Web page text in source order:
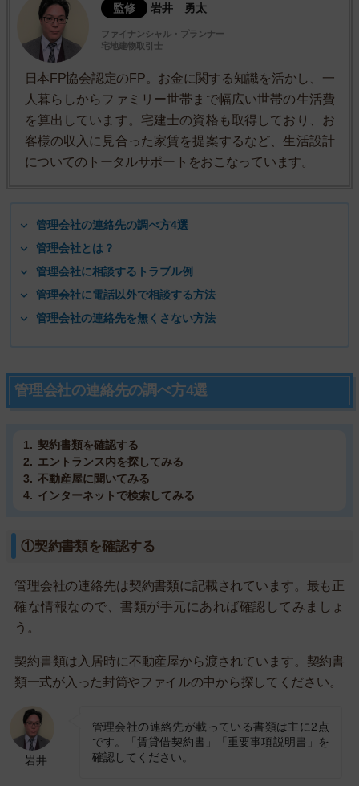
監修 岩井 勇太
ファイナンシャル・プランナー
宅地建物取引士
日本FP協会認定のFP。お金に関する知識を活かし、一
人暮らしからファミリー世帯まで幅広い世帯の生活費
を算出しています。宅建士の資格も取得しており、お
客様の収入に見合った家賃を提案するなど、生活設計
についてのトータルサポートをおこなっています。
管理会社の連絡先の調べ方4選
管理会社とは？
管理会社に相談するトラブル例
管理会社に電話以外で相談する方法
管理会社の連絡先を無くさない方法
管理会社の連絡先の調べ方4選
契約書類を確認する
エントランス内を探してみる
不動産屋に聞いてみる
インターネットで検索してみる
①契約書類を確認する
管理会社の連絡先は契約書類に記載されています。最も正
確な情報なので、書類が手元にあれば確認してみましょ
う。
契約書類は入居時に不動産屋から渡されています。契約書
類一式が入った封筒やファイルの中から探してください。
岩井
管理会社の連絡先が載っている書類は主に2点
です。「賃貸借契約書」「重要事項説明書」を
確認してください。